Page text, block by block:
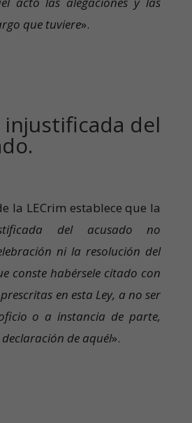
que tuviere».
injustificada del
la LECrim establece que la
del acusado no
ni la resolución del
conste habérsele citado con
en esta Ley, a no ser
o a instancia de parte,
de aquél».